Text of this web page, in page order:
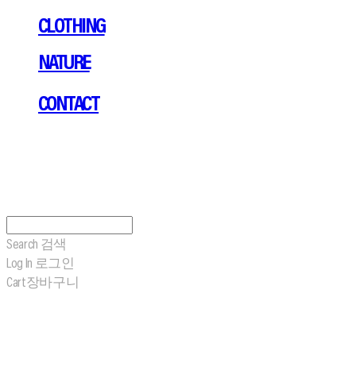
CLOTHING
NATURE
CONTACT
Search 검색
Log In 로그인
Cart장바구니